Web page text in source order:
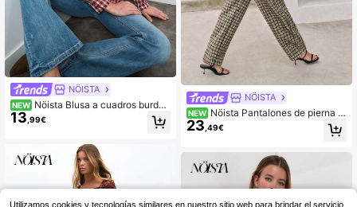
NÖISTA
NEW Nöista Blusa a cuadros burdeo
s y crudo con escote cuadrado. Esti
lo de otoño, vuelta al colegio y casu
13 ,99€
NÖISTA
NEW Nöista Pantalones de pierna a
ncha a cuadros con cintura elástica
y bolsillos laterales. Otoño, regreso
23 ,49€
Utilizamos cookies y tecnologías similares en nuestro sitio web para brindar el servicio